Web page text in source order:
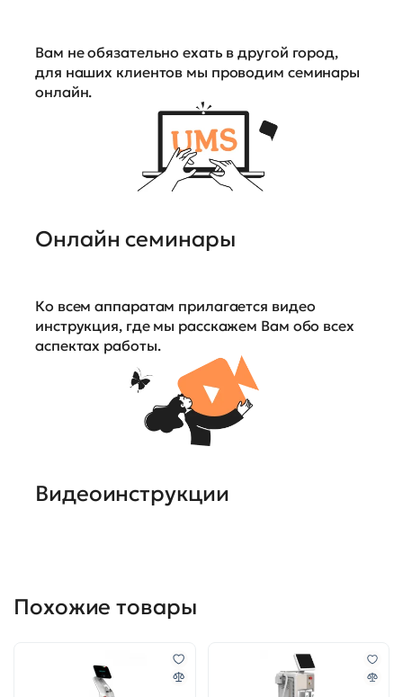
Вам не обязательно ехать в другой город,
для наших клиентов мы проводим семинары
онлайн.
Онлайн семинары
Ко всем аппаратам прилагается видео
инструкция, где мы расскажем Вам обо всех
аспектах работы.
Видеоинструкции
Похожие товары